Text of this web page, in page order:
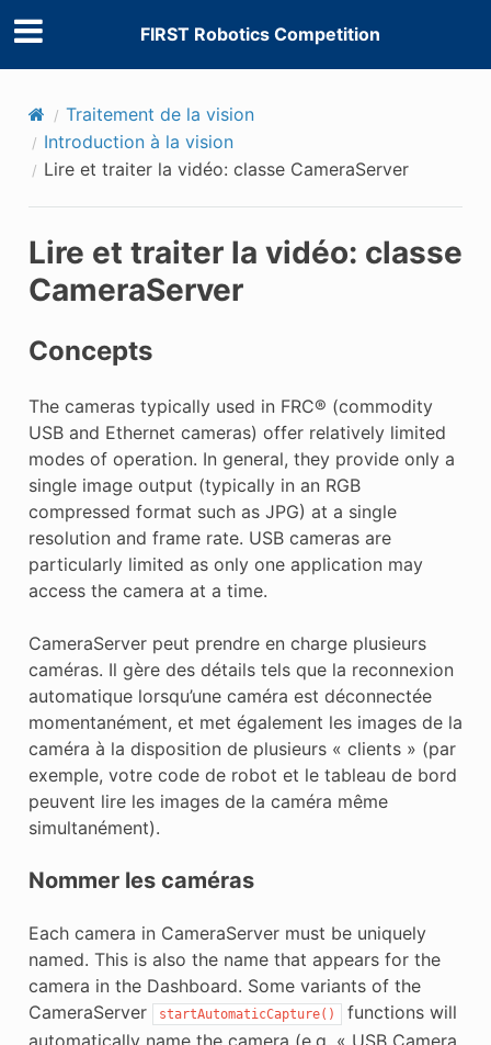
FIRST Robotics Competition
Traitement de la vision
Introduction à la vision
Lire et traiter la vidéo: classe CameraServer
Lire et traiter la vidéo: classe
CameraServer
Concepts
The cameras typically used in FRC® (commodity
USB and Ethernet cameras) offer relatively limited
modes of operation. In general, they provide only a
single image output (typically in an RGB
compressed format such as JPG) at a single
resolution and frame rate. USB cameras are
particularly limited as only one application may
access the camera at a time.
CameraServer peut prendre en charge plusieurs
caméras. Il gère des détails tels que la reconnexion
automatique lorsqu’une caméra est déconnectée
momentanément, et met également les images de la
caméra à la disposition de plusieurs « clients » (par
exemple, votre code de robot et le tableau de bord
peuvent lire les images de la caméra même
simultanément).
Nommer les caméras
Each camera in CameraServer must be uniquely
named. This is also the name that appears for the
camera in the Dashboard. Some variants of the
CameraServer
startAutomaticCapture()
functions will
automatically name the camera (e.g. « USB Camera